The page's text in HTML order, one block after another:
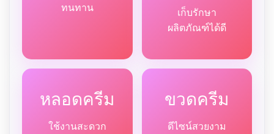
ทนทาน
เก็บรักษา
ผลิตภัณฑ์ได้ดี
หลอดครีม
ใช้งานสะดวก
ขวดครีม
ดีไซน์สวยงาม